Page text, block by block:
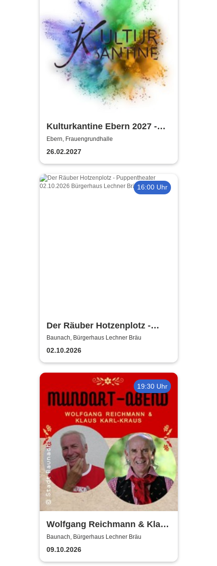
Kulturkantine Ebern 2027 -
Purer Zufall
Ebern, Frauengrundhalle
26.02.2027
16:00 Uhr
Der Räuber Hotzenplotz -
Puppentheater / Theater von
Rabenberg
Baunach, Bürgerhaus Lechner Bräu
02.10.2026
19:30 Uhr
Wolfgang Reichmann & Klaus
Karl-Kraus - Mundart-Abend
Baunach, Bürgerhaus Lechner Bräu
09.10.2026